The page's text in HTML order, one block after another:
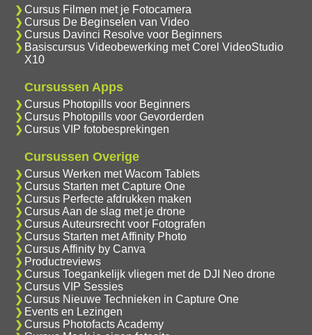
Cursus Filmen met je Fotocamera
Cursus De Beginselen van Video
Cursus Davinci Resolve voor Beginners
Basiscursus Videobewerking met Corel VideoStudio
X10
Cursussen Apps
Cursus Photopills voor Beginners
Cursus Photopills voor Gevorderden
Cursus VIP fotobesprekingen
Cursussen Overige
Cursus Werken met Wacom Tablets
Cursus Starten met Capture One
Cursus Perfecte afdrukken maken
Cursus Aan de slag met je drone
Cursus Auteursrecht voor Fotografen
Cursus Starten met Affinity Photo
Cursus Affinity by Canva
Productreviews
Cursus Toegankelijk vliegen met de DJI Neo drone
Cursus VIP Sessies
Cursus Nieuwe Technieken in Capture One
Events en Lezingen
Cursus Photofacts Academy